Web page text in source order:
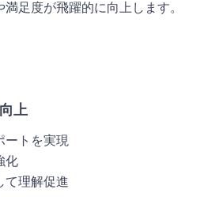
足度が飛躍的に向上します。
上
ートを実現
化
て理解促進